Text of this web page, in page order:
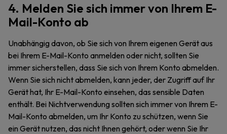
4. Melden Sie sich immer von Ihrem E-
Mail-Konto ab
Unabhängig davon, ob Sie sich von Ihrem eigenen Gerät aus
bei Ihrem E-Mail-Konto anmelden oder nicht, sollten Sie
immer sicherstellen, dass Sie sich von Ihrem Konto abmelden.
Wenn Sie sich nicht abmelden, kann jeder, der Zugriff auf Ihr
Gerät hat, Ihr E-Mail-Konto einsehen, das sensible Daten
enthält. Bei Nichtverwendung sollten sich immer von Ihrem E-
Mail-Konto abmelden, um Ihr Konto zu schützen, wenn Sie
ein Gerät nutzen, das nicht Ihnen gehört, oder wenn Sie Ihr